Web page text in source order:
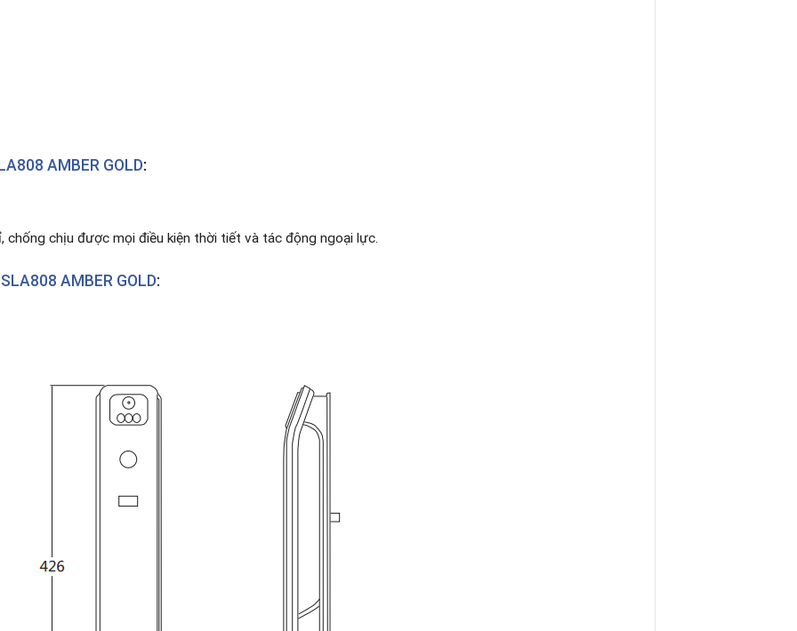
AMBER GOLD:
chịu được mọi điều kiện thời tiết và tác động ngoại lực.
SLA808 AMBER GOLD: